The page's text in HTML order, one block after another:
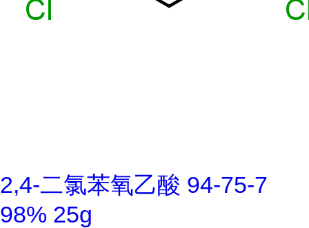
2,4-二氯苯氧乙酸 94-75-7
98% 25g